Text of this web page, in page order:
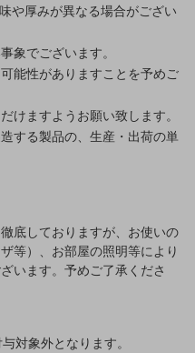
や厚みが異なる場合がござい
象でございます。
能性がありますことを予めご
けますようお願い致します。
する製品の、生産・出荷の単
底しておりますが、お使いの
等）、お部屋の照明等により
います。予めご了承くださ
対象外となります。